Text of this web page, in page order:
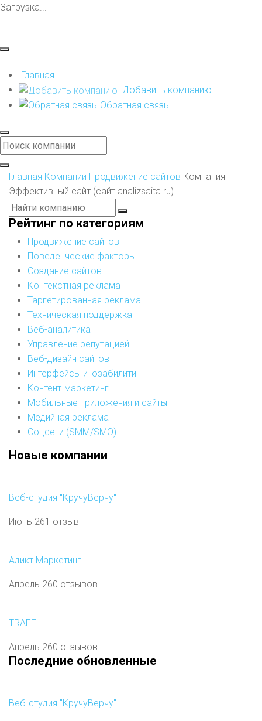
Загрузка...
Главная
Добавить компанию
Обратная связь
Главная Компании Продвижение сайтов Компания
Эффективный сайт (сайт analizsaita.ru)
Рейтинг по категориям
Продвижение сайтов
Поведенческие факторы
Создание сайтов
Контекстная реклама
Таргетированная реклама
Техническая поддержка
Веб-аналитика
Управление репутацией
Веб-дизайн сайтов
Интерфейсы и юзабилити
Контент-маркетинг
Мобильные приложения и сайты
Медийная реклама
Соцсети (SMM/SMO)
Новые компании
Веб-студия "КручуВерчу"
Июнь 261 отзыв
Адикт Маркетинг
Апрель 260 отзывов
TRAFF
Апрель 260 отзывов
Последние обновленные
Веб-студия "КручуВерчу"